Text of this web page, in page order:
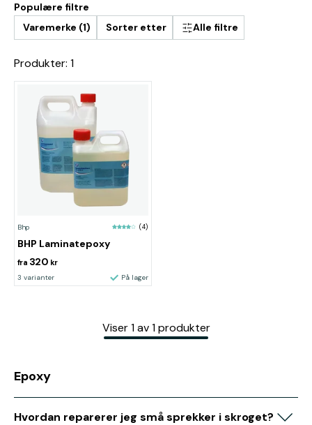
Populære filtre
Varemerke (1)
Sorter etter Alle filtre
Produkter: 1
Bhp (4)
BHP Laminatepoxy
fra 320 kr
3 varianter På lager
Viser 1 av 1 produkter
Epoxy
Hvordan reparerer jeg små sprekker i skroget?